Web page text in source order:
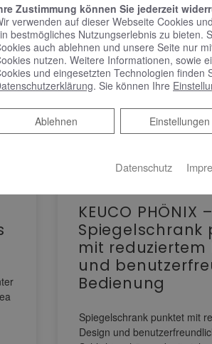
KEUCO PHÖNIX –
Spiegelschrank
mit reduziertem
und
Bedienung
Spiegelschrank punktet mit
Design und
Zustimmung können Sie jederzeit
verwenden auf dieser Webseite Cookies
bestmögliches Nutzungserlebnis zu bieten.
auch ablehnen und unsere Seite nur
nutzen. Weitere Informationen, sowie
und eingesetzten Technologien finden
. Sie können Ihre
Einstellungen
Ablehnen
Ablehnen
Datenschutz